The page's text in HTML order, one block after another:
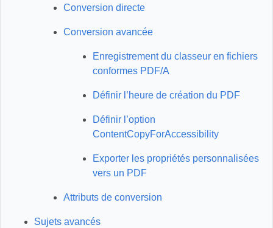
Conversion directe
Conversion avancée
Enregistrement du classeur en fichiers
conformes PDF/A
Définir l’heure de création du PDF
Définir l’option
ContentCopyForAccessibility
Exporter les propriétés personnalisées
vers un PDF
Attributs de conversion
Sujets avancés